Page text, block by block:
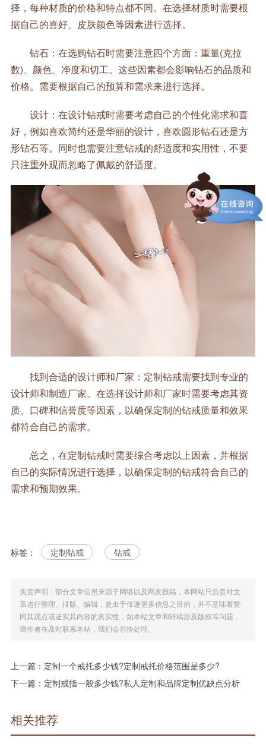
择，每种材质的价格和特点都不同。在选择材质时需要根
据自己的喜好、皮肤颜色等因素进行选择。
钻石：在选购钻石时需要注意四个方面：重量(克拉
数)、颜色、净度和切工。这些因素都会影响钻石的品质和
价格。需要根据自己的预算和需求来进行选择。
设计：在设计钻戒时需要考虑自己的个性化需求和喜
好，例如喜欢简约还是华丽的设计，喜欢圆形钻石还是方
形钻石等。同时也需要注意钻戒的舒适度和实用性，不要
只注重外观而忽略了佩戴的舒适度。
找到合适的设计师和厂家：定制钻戒需要找到专业的
设计师和制造厂家。在选择设计师和厂家时需要考虑其资
质、口碑和信誉度等因素，以确保定制的钻戒质量和效果
都符合自己的需求。
总之，在定制钻戒时需要综合考虑以上因素，并根据
自己的实际情况进行选择，以确保定制的钻戒符合自己的
需求和预期效果。
标签： 定制钻戒 钻戒
免责声明：部分文章信息来源于网络以及网友投稿，本网站只负责对文
章进行整理、排版、编辑，是出于传递更多信息之目的，并不意味着赞
同其观点或证实其内容的真实性，如本站文章和转稿涉及版权等问题，
请作者在及时联系本站，我们会尽快处理。
上一篇： 定制一个戒托多少钱?定制戒托价格范围是多少?
下一篇： 定制戒指一般多少钱?私人定制和品牌定制优缺点分析
相关推荐